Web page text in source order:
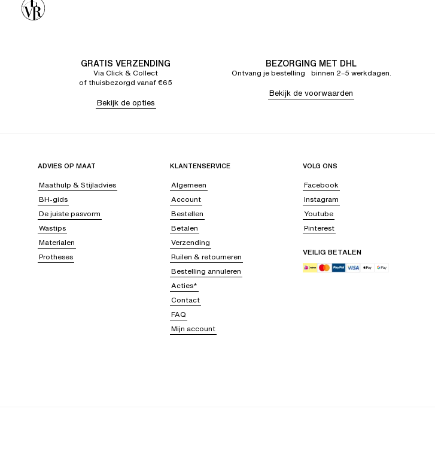
GRATIS VERZENDING
Via Click & Collect
of thuisbezorgd vanaf €65
Bekijk de opties
BEZORGING MET DHL
Ontvang je bestelling binnen 2–5 werkdagen.
Bekijk de voorwaarden
ADVIES OP MAAT
Maathulp & Stijladvies
BH-gids
De juiste pasvorm
Wastips
Materialen
Protheses
KLANTENSERVICE
Algemeen
Account
Bestellen
Betalen
Verzending
Ruilen & retourneren
Bestelling annuleren
Acties*
Contact
FAQ
Mijn account
VOLG ONS
Facebook
Instagram
Youtube
Pinterest
VEILIG BETALEN